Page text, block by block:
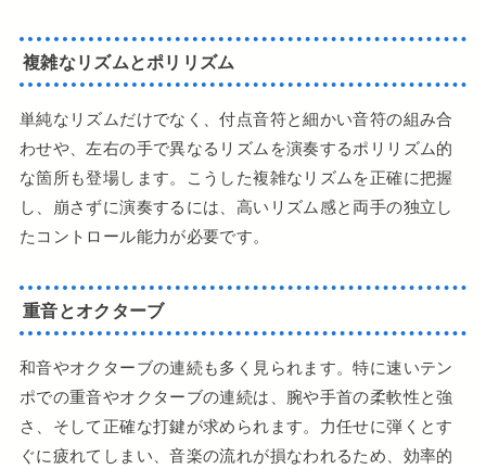
複雑なリズムとポリリズム
単純なリズムだけでなく、付点音符と細かい音符の組み合
わせや、左右の手で異なるリズムを演奏するポリリズム的
な箇所も登場します。こうした複雑なリズムを正確に把握
し、崩さずに演奏するには、高いリズム感と両手の独立し
たコントロール能力が必要です。
重音とオクターブ
和音やオクターブの連続も多く見られます。特に速いテン
ポでの重音やオクターブの連続は、腕や手首の柔軟性と強
さ、そして正確な打鍵が求められます。力任せに弾くとす
ぐに疲れてしまい、音楽の流れが損なわれるため、効率的